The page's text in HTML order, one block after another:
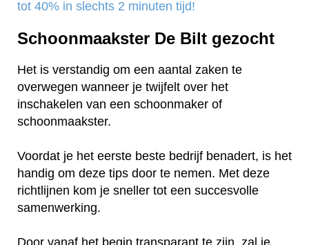
tot 40% in slechts 2 minuten tijd!
Schoonmaakster De Bilt gezocht
Het is verstandig om een aantal zaken te
overwegen wanneer je twijfelt over het
inschakelen van een schoonmaker of
schoonmaakster.
Voordat je het eerste beste bedrijf benadert, is het
handig om deze tips door te nemen. Met deze
richtlijnen kom je sneller tot een succesvolle
samenwerking.